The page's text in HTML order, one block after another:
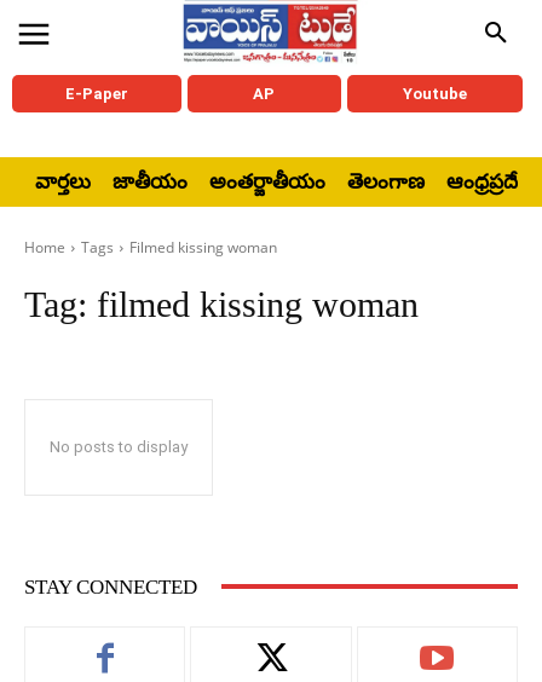
E-Paper AP Youtube
వార్తలు జాతీయం అంతర్జాతీయం తెలంగాణ ఆంధ్రప్రదేశ్
Home Tags Filmed kissing woman
Tag: filmed kissing woman
No posts to display
STAY CONNECTED